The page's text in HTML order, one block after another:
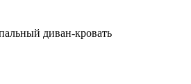
диван-кровать